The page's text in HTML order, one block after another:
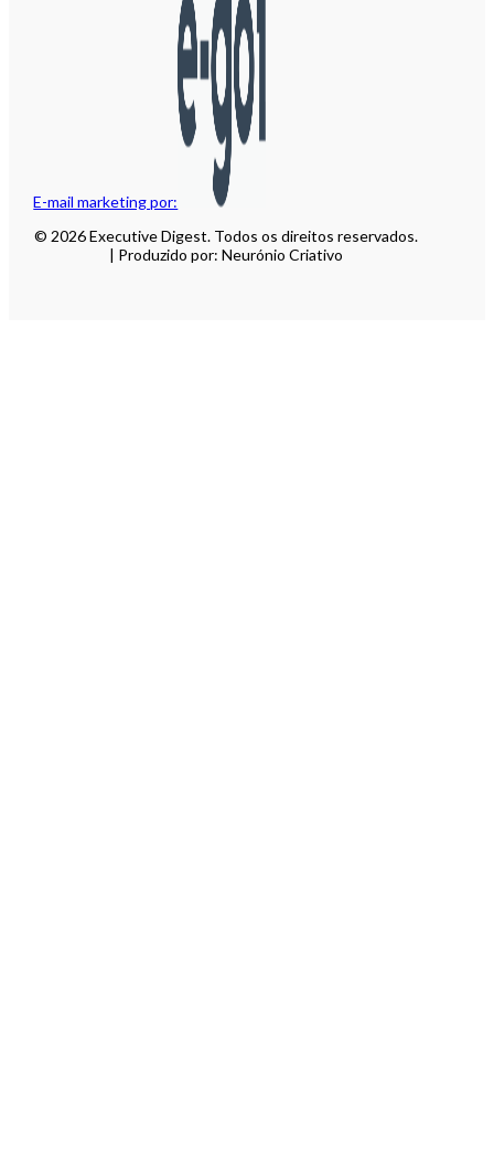
E-mail marketing por:
© 2026 Executive Digest. Todos os direitos reservados.
| Produzido por: Neurónio Criativo